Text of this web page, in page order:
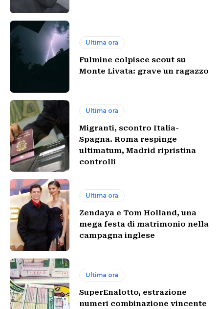
Ultima ora
Fulmine colpisce scout su
Monte Livata: grave un ragazzo
Ultima ora
Migranti, scontro Italia-
Spagna. Roma respinge
ultimatum, Madrid ripristina
controlli
Ultima ora
Zendaya e Tom Holland, una
mega festa di matrimonio nella
campagna inglese
Ultima ora
SuperEnalotto, estrazione
numeri combinazione vincente